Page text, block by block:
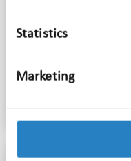
Statistics
Marketing